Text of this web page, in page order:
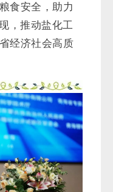
食安全，助力
，推动盐化工
经济社会高质